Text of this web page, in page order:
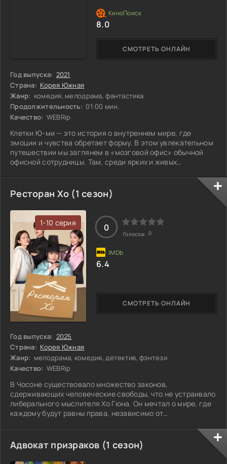
Год выпуска: 2021
Страна: Корея Южная
Жанр: комедия, мелодрама, фантастика
Продолжительность: 01:00 мин.
Качество: WEBRip
Клетки Ю-ми — это история о внутреннем мире, где
эмоции и чувства обретает форму. В этом увлекательном
путешествии мы заглянем в «мозговой офис» обычной
офисной сотрудницы. Там, среди ярких и живых
каждый стремится повлиять на её поведение и
восприятие мира. Но этот мир не так прост, как кажется.
При каждом новом событии эмоции сталкиваются,
исследуя границы дозволенного и открывая
неизведанные стороны человеческой натуры. Внутренние
конфликты
СМОТРЕТЬ ОНЛАЙН
8.0
Ресторан Хо (1 сезон)
1-10 серия
Год выпуска: 2025
Страна: Корея Южная
Жанр: мелодрама, комедия, детектив, фэнтези
Качество: WEBRip
В Чосоне существовало множество законов,
сдерживающих человеческие свободы, что не устраивало
либерального мыслителя Хо Гюна. Он мечтал о мире, где
каждому будут равны права, независимо от
оказался в изгнании, а затем чуть не потерял жизнь. Но
судьба приготовила для Хо Гюна неожиданный поворот:
он перемещается на целых 400 лет вперед и оказывается
в современном Сеуле. Здесь он становится шеф-поваром
СМОТРЕТЬ ОНЛАЙН
0
Голосов: 0
6.4
Адвокат призраков (1 сезон)